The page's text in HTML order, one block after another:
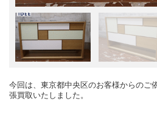
今回は、東京都中央区のお客様からのご
張買取いたしました。